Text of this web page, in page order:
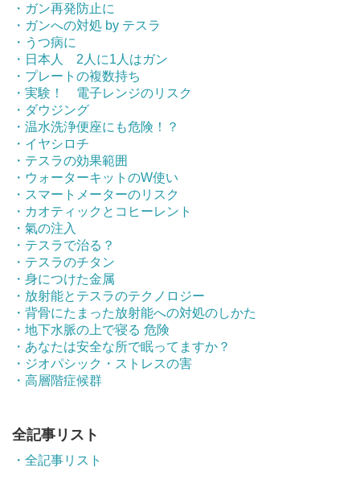
・ガン再発防止に
・ガンへの対処 by テスラ
・うつ病に
・日本人 2人に1人はガン
・プレートの複数持ち
・実験！ 電子レンジのリスク
・ダウジング
・温水洗浄便座にも危険！？
・イヤシロチ
・テスラの効果範囲
・ウォーターキットのW使い
・スマートメーターのリスク
・カオティックとコヒーレント
・氣の注入
・テスラで治る？
・テスラのチタン
・身につけた金属
・放射能とテスラのテクノロジー
・背骨にたまった放射能への対処のしかた
・地下水脈の上で寝る 危険
・あなたは安全な所で眠ってますか？
・ジオパシック・ストレスの害
・高層階症候群
全記事リスト
・全記事リスト